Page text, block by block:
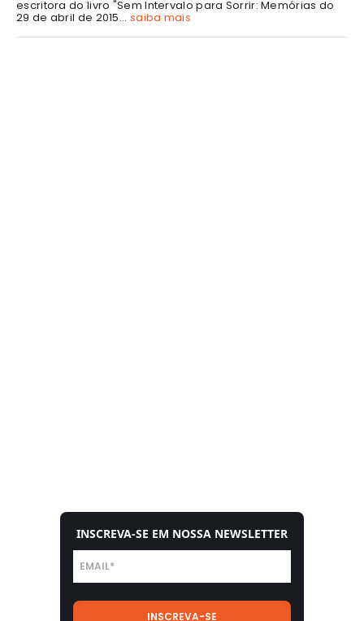
escritora do livro "Sem Intervalo para Sorrir: Memórias do
29 de abril de 2015... saiba mais
INSCREVA-SE EM NOSSA NEWSLETTER